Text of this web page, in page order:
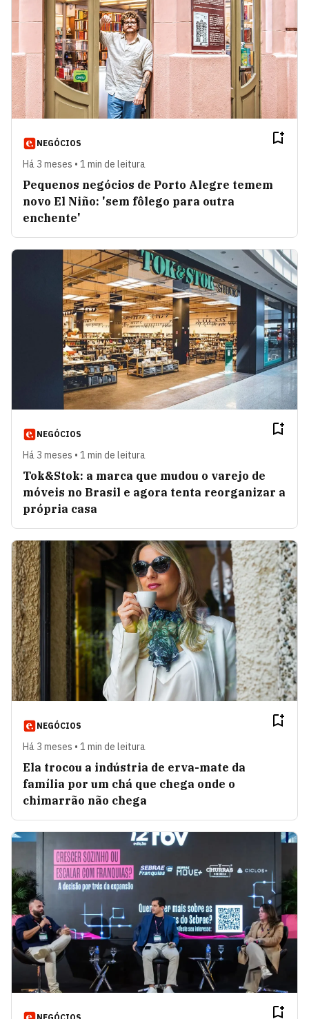
NEGÓCIOS
Há 3 meses • 1 min de leitura
Pequenos negócios de Porto Alegre temem
novo El Niño: 'sem fôlego para outra
enchente'
NEGÓCIOS
Há 3 meses • 1 min de leitura
Tok&Stok: a marca que mudou o varejo de
móveis no Brasil e agora tenta reorganizar a
própria casa
NEGÓCIOS
Há 3 meses • 1 min de leitura
Ela trocou a indústria de erva-mate da
família por um chá que chega onde o
chimarrão não chega